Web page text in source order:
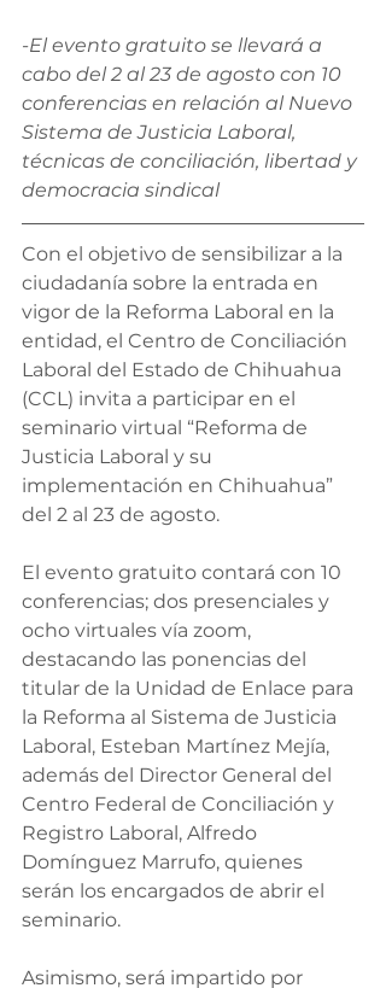
-El evento gratuito se llevará a
cabo del 2 al 23 de agosto con 10
conferencias en relación al Nuevo
Sistema de Justicia Laboral,
técnicas de conciliación, libertad y
democracia sindical
Con el objetivo de sensibilizar a la
ciudadanía sobre la entrada en
vigor de la Reforma Laboral en la
entidad, el Centro de Conciliación
Laboral del Estado de Chihuahua
(CCL) invita a participar en el
seminario virtual “Reforma de
Justicia Laboral y su
implementación en Chihuahua”
del 2 al 23 de agosto.
El evento gratuito contará con 10
conferencias; dos presenciales y
ocho virtuales vía zoom,
destacando las ponencias del
titular de la Unidad de Enlace para
la Reforma al Sistema de Justicia
Laboral, Esteban Martínez Mejía,
además del Director General del
Centro Federal de Conciliación y
Registro Laboral, Alfredo
Domínguez Marrufo, quienes
serán los encargados de abrir el
seminario.
Asimismo, será impartido por